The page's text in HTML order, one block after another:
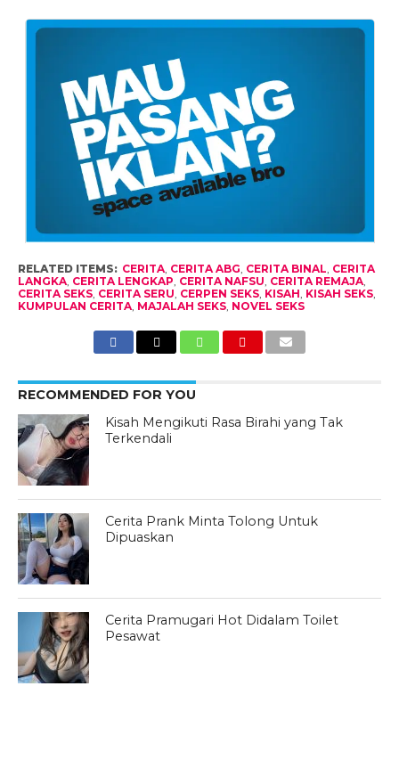
RELATED ITEMS: CERITA, CERITA ABG, CERITA BINAL, CERITA
LANGKA, CERITA LENGKAP, CERITA NAFSU, CERITA REMAJA,
CERITA SEKS, CERITA SERU, CERPEN SEKS, KISAH, KISAH SEKS,
KUMPULAN CERITA, MAJALAH SEKS, NOVEL SEKS
RECOMMENDED FOR YOU
Kisah Mengikuti Rasa Birahi yang Tak
Terkendali
Cerita Prank Minta Tolong Untuk
Dipuaskan
Cerita Pramugari Hot Didalam Toilet
Pesawat